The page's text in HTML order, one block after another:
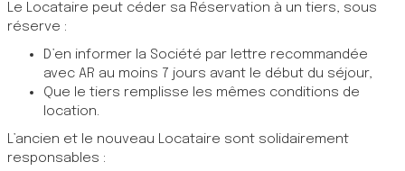
Le Locataire peut céder sa Réservation à un tiers, sous
réserve :
D’en informer la Société par lettre recommandée
avec AR au moins 7 jours avant le début du séjour,
Que le tiers remplisse les mêmes conditions de
location.
L’ancien et le nouveau Locataire sont solidairement
responsables :